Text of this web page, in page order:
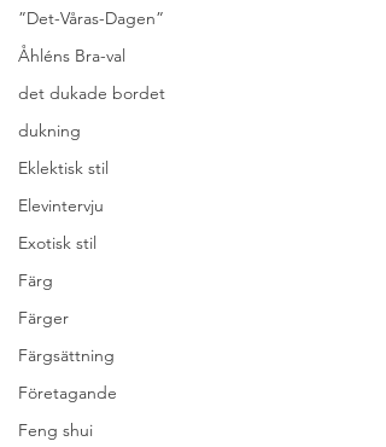
”Det-Våras-Dagen”
Åhléns Bra-val
det dukade bordet
dukning
Eklektisk stil
Elevintervju
Exotisk stil
Färg
Färger
Färgsättning
Företagande
Feng shui